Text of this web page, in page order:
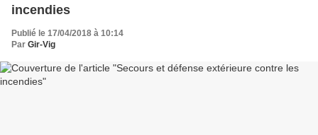
incendies
Publié le 17/04/2018 à 10:14
Par Gir-Vig